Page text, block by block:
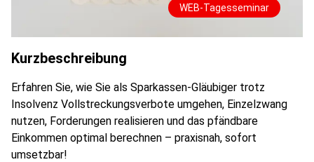
WEB-Tagesseminar
Kurzbeschreibung
Erfahren Sie, wie Sie als Sparkassen‑Gläubiger trotz
Insolvenz Vollstreckungsverbote umgehen, Einzelzwang
nutzen, Forderungen realisieren und das pfändbare
Einkommen optimal berechnen – praxisnah, sofort
umsetzbar!